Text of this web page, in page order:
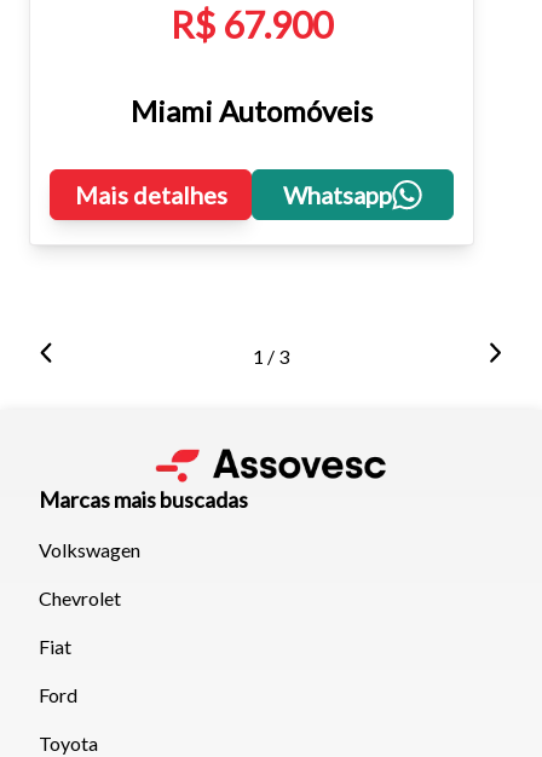
R$ 67.900
Miami Automóveis
Mais detalhes Whatsapp
1 / 3
Marcas mais buscadas
Volkswagen
Chevrolet
Fiat
Ford
Toyota